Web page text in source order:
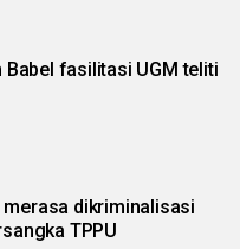
Babel fasilitasi UGM teliti
merasa dikriminalisasi
TPPU